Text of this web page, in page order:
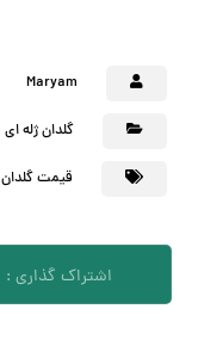
Maryam
گلدان ژله ای
قیمت گلدان